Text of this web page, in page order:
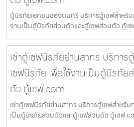
ตู้นิรภัยเอกชนช่องนนทรี บริการตู้เซฟสำหรับ
งานเป็นตู้นิรภัยส่วนตัวและตู้เซฟส่วนตัว ตู้เ
เช่าตู้เซฟนิรภัยย่านสาทร บริการ
เซฟนิรภัย เพื่อใช้งานเป็นตู้นิรภัย
ตัว ตู้เซฟ.com
เช่าตู้เซฟนิรภัยย่านสาทร บริการตู้เซฟสำหรับ
เป็นตู้นิรภัยส่วนตัวและตู้เซฟส่วนตัว ตู้เซฟ.co